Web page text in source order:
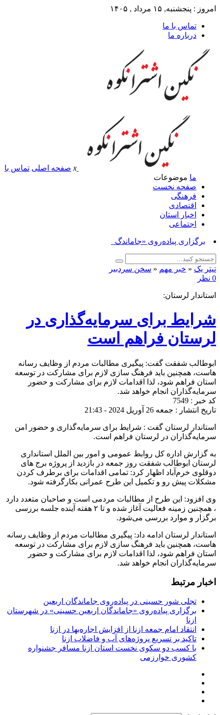
امروز : پنجشنبه, ۱۵ مرداد , ۱۴۰۵
تماس با ما
درباره ما
x صفحه اصلی تماس با
ما موضوعات
صفحه نخست
فرهنگی
اقتصادی
اخبار استان
اجتماعی
برگزاری پیاده‌روی «جاماندگان ارب_
تیتر یک « خبر مهم « سخن سردبیر
0 نظر
استاندار لرستان:
شرایط برای سرمایه‌گذاری در
لرستان فراهم است
ابوطالب شفقت گفت: پیگیری مطالبات مردم از وظایف رسانه
هاست، همچنین باید فرهنگ سازی لازم برای مشارکت در توسعه
استان فراهم شود، لذا اقدامات لازم برای مشارکت و حضور
سرمایه‌گذاران انجام خواهد شد.
کد خبر : 7549
تاریخ انتشار : جمعه 26 آوریل 2024 - 21:43
استاندار لرستان گفت : شرایط برای سرمایه‌گذاری و حضور امن
سرمایه‌گذاران در لرستان فراهم است.
به گزارش اداره کل روابط عمومی و امور بین الملل استانداری
لرستان ابوطالب شفقت روز جمعه در بازدید از پروژه برج های
دوقلوی خرم‌آباد اظهار کرد: تمامی اقدامات برای برطرف کردن
مشکلات پیش رو و تکمیل این طرح عمرانی بکارگرفته شود.
وی افزود: این طرح از مطالبات مردمی است و صاحبان متعدد دارد
، همچنین زمینه فعالیت آغاز شده و تا ۲ هفته آینده جلسه بررسی
برگزار و موارد بررسی می‌شود.
استاندار لرستان ادامه داد: پیگیری مطالبات مردم از وظایف رسانه
هاست، همچنین باید فرهنگ سازی لازم برای مشارکت در توسعه
استان فراهم شود، لذا اقدامات لازم برای مشارکت و حضور
سرمایه‌گذاران انجام خواهد شد.
اخبار مرتبط
تجلی شور حسینی در پیاده‌روی جاماندگان اربعین
برگزاری پیاده‌روی «جاماندگان اربعین حسینی» در شهرستان
ازنا
انتقاد امام جمعه ازنا از افزایش اجاره‌بها در ازنا
تاکید بر تسریع پروژه‌های آب و فاضلاب ازنا
با کسب دو سکوی نخست استان ازنا مسافر جشنواره
کشوری خوارزمی